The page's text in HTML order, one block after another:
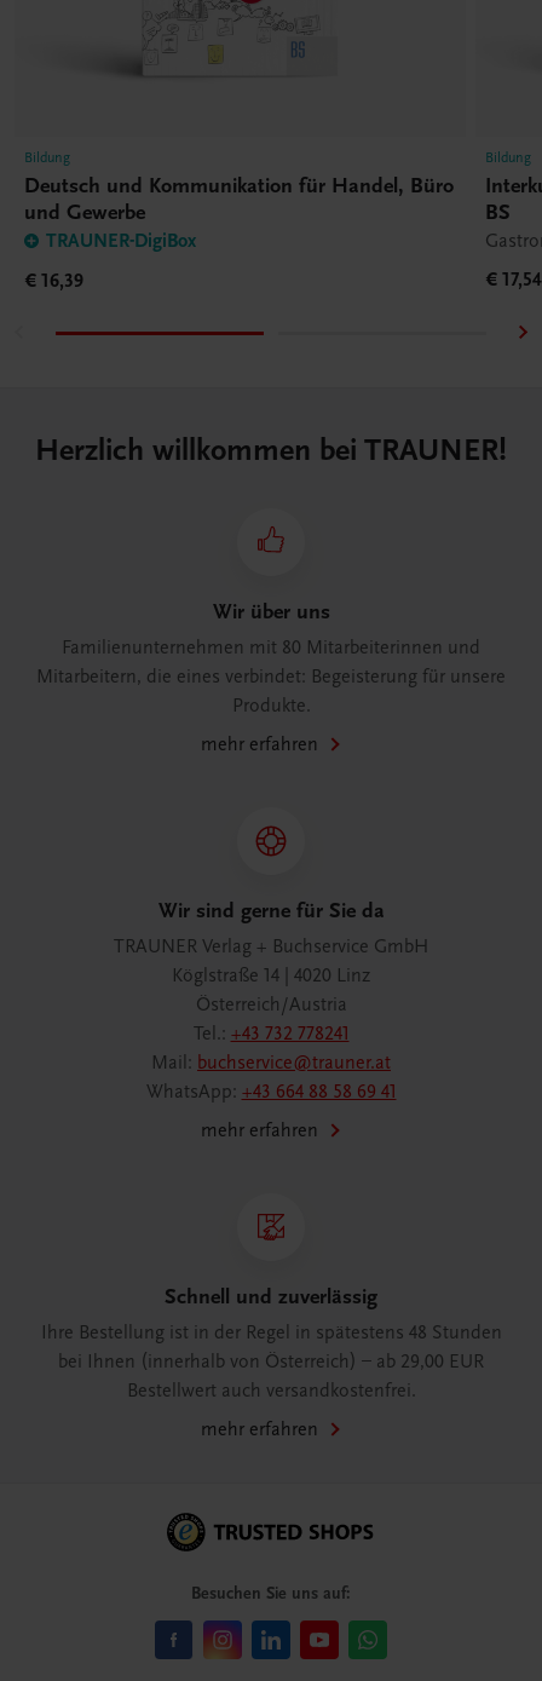
Bildung
Deutsch und Kommunikation für Handel, Büro
und Gewerbe
TRAUNER-DigiBox
€ 16,39
Bildung
BS
€ 17,54
Herzlich willkommen bei TRAUNER!
Wir über uns
Familienunternehmen mit 80 Mitarbeiterinnen und
Mitarbeitern, die eines verbindet: Begeisterung für unsere
Produkte.
mehr erfahren
Wir sind gerne für Sie da
TRAUNER Verlag + Buchservice GmbH
Köglstraße 14 | 4020 Linz
Österreich/Austria
Tel.: +43 732 778241
Mail: buchservice@trauner.at
WhatsApp: +43 664 88 58 69 41
mehr erfahren
Schnell und zuverlässig
Ihre Bestellung ist in der Regel in spätestens 48 Stunden
bei Ihnen (innerhalb von Österreich) – ab 29,00 EUR
Bestellwert auch versandkostenfrei.
mehr erfahren
Besuchen Sie uns auf: